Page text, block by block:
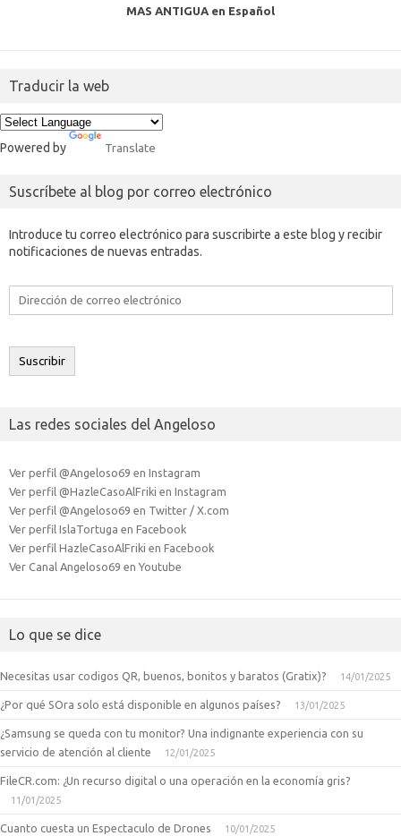
MAS ANTIGUA en Español
Traducir la web
Powered by Translate
Suscríbete al blog por correo electrónico
Introduce tu correo electrónico para suscribirte a este blog y recibir
notificaciones de nuevas entradas.
Dirección
electrónico
Suscribir
Las redes sociales del Angeloso
Ver perfil @Angeloso69 en Instagram
Ver perfil @HazleCasoAlFriki en Instagram
Ver perfil @Angeloso69 en Twitter / X.com
Ver perfil IslaTortuga en Facebook
Ver perfil HazleCasoAlFriki en Facebook
Ver Canal Angeloso69 en Youtube
Lo que se dice
Necesitas usar codigos QR, buenos, bonitos y baratos (Gratix)? 14/01/2025
¿Por qué SOra solo está disponible en algunos países? 13/01/2025
¿Samsung se queda con tu monitor? Una indignante experiencia con su
servicio de atención al cliente
12/01/2025
FileCR.com: ¿Un recurso digital o una operación en la economía gris?
11/01/2025
Cuanto cuesta un Espectaculo de Drones 10/01/2025